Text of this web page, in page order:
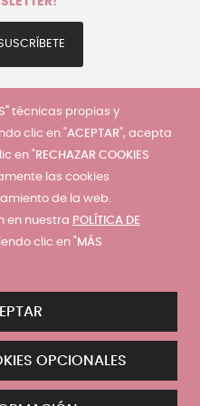
|Condiciones de
envios|Contáctanos|
de privacidad|Política de
técnicas propias y
clic en "ACEPTAR", acepta
en "RECHAZAR COOKIES
las cookies
de la web.
en nuestra POLÍTICA DE
clic en "MÁS
OPCIONALES